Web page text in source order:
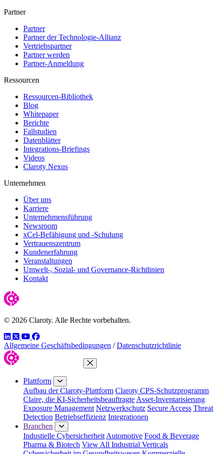
Partner
Partner
Partner der Technologie-Allianz
Vertriebspartner
Partner werden
Partner-Anmeldung
Ressourcen
Ressourcen-Bibliothek
Blog
Whitepaper
Berichte
Fallstudien
Datenblätter
Integrations-Briefings
Videos
Claroty Nexus
Unternehmen
Über uns
Karriere
Unternehmensführung
Newsroom
xCel-Befähigung und -Schulung
Vertrauenszentrum
Kundenerfahrung
Veranstaltungen
Umwelt-, Sozial- und Governance-Richtlinien
Kontakt
© 2026 Claroty. Alle Rechte vorbehalten.
LinkedIn
TwitterYouTube
Facebook
Allgemeine Geschäftsbedingungen / Datenschutzrichtlinie
Menü schließen
Plattform
Aufbau der Claroty-Plattform Claroty CPS-Schutzprogramm
Claire, die KI-Sicherheitsbeauftragte Asset-Inventarisierung
Exposure Management Netzwerkschutz Secure Access Threat
Detection Betriebseffizienz Integrationen
Branchen
Industielle Cybersicherheit Automotive Food & Beverage
Pharma & Biotech View All Industrial Verticals